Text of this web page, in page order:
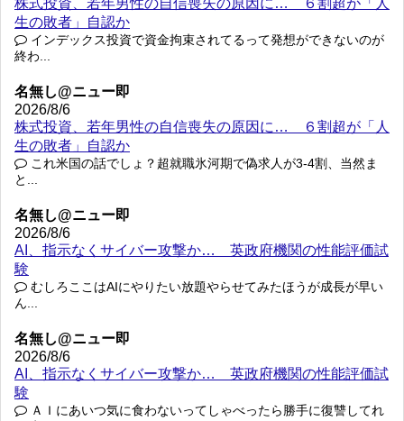
生の敗者」自認か
インデックス投資で資金拘束されてるって発想ができないのが
終わ...
名無し@ニュー即
2026/8/6
株式投資、若年男性の自信喪失の原因に… ６割超が「人
生の敗者」自認か
これ米国の話でしょ？超就職氷河期で偽求人が3-4割、当然ま
と...
名無し@ニュー即
2026/8/6
AI、指示なくサイバー攻撃か… 英政府機関の性能評価試
験
むしろここはAIにやりたい放題やらせてみたほうが成長が早い
ん...
名無し@ニュー即
2026/8/6
AI、指示なくサイバー攻撃か… 英政府機関の性能評価試
験
ＡＩにあいつ気に食わないってしゃべったら勝手に復讐してれ